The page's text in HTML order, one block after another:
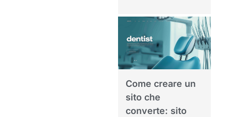
Come creare un
sito che
converte: sito